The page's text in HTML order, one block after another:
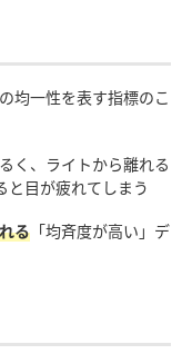
均一性を表す指標のこ
く、ライトから離れる
と目が疲れてしまう
る 「均斉度が高い」デ